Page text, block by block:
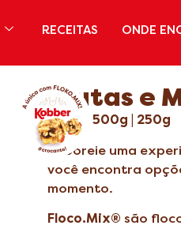
RECEITAS ONDE
Frutas e
800g | 500g | 250g
Saboreie uma
você encontra
momento.
Floco.Mix®são